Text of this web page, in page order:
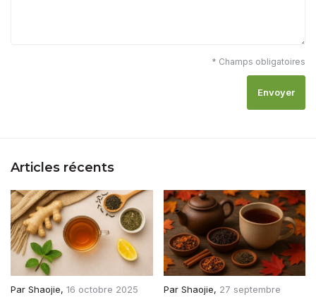
* Champs obligatoires
Envoyer
Articles récents
Par Shaojie, 16 octobre 2025
Par Shaojie, 27 septembre